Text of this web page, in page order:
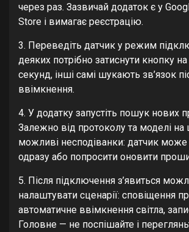
через раз. Зазвичай додаток є у
Store і вимагає реєстрацію.
3. Переведіть датчик у режим
деяких потрібно затиснути кнопку на
секунд, інші самі шукають зв’язок
ввімкнення.
4. У додатку запустіть пошук нових
Залежно від протоколу та моделі на
можливі несподіванки: датчик може
одразу або попросити оновити
5. Після підключення з’явиться
налаштувати сценарії: сповіщення
автоматичне ввімкнення світла,
Головне — не поспішайте і